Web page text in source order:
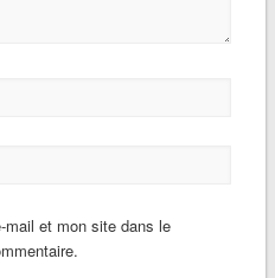
mail et mon site dans le